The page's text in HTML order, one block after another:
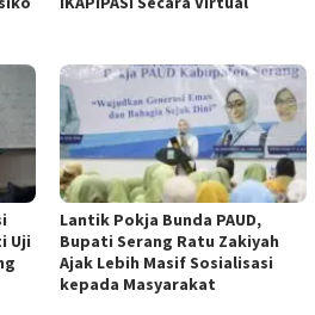
Uji
Lantik Pokja Bunda PAUD,
Bupati Serang Ratu Zakiyah
Ajak Lebih Masif Sosialisasi
kepada Masyarakat